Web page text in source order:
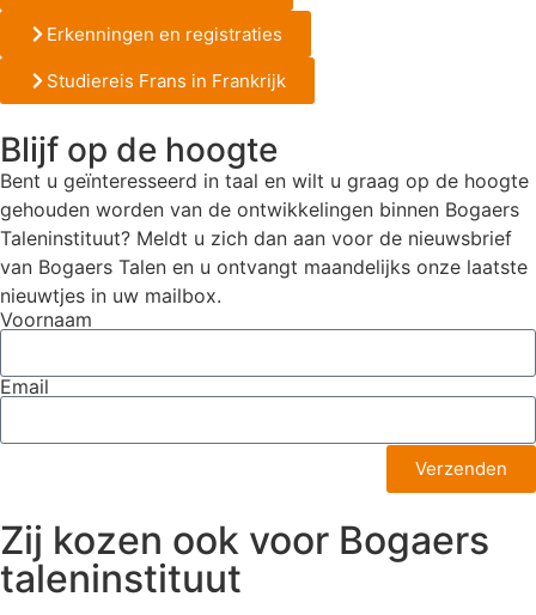
Erkenningen en registraties
Studiereis Frans in Frankrijk
Blijf op de hoogte
Bent u geïnteresseerd in taal en wilt u graag op de hoogte
gehouden worden van de ontwikkelingen binnen Bogaers
Taleninstituut? Meldt u zich dan aan voor de nieuwsbrief
van Bogaers Talen en u ontvangt maandelijks onze laatste
nieuwtjes in uw mailbox.
Voornaam
Email
Verzenden
Zij kozen ook voor Bogaers
taleninstituut